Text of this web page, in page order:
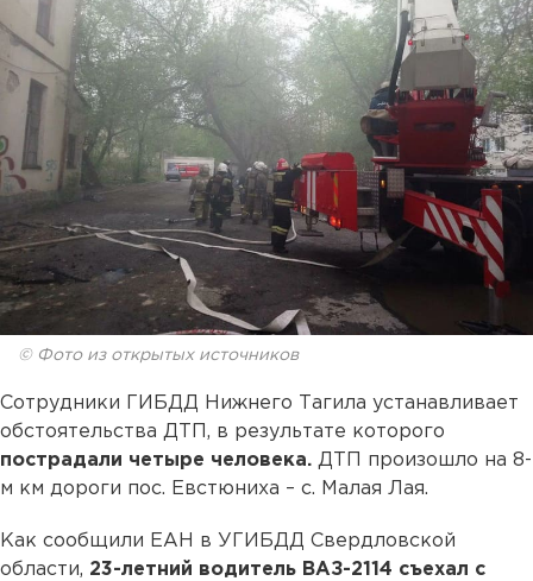
© Фото из открытых источников
Сотрудники ГИБДД Нижнего Тагила устанавливает
обстоятельства ДТП, в результате которого
пострадали четыре человека. ДТП произошло на 8-
м км дороги пос. Евстюниха – с. Малая Лая.
Как сообщили ЕАН в УГИБДД Свердловской
области, 23-летний водитель ВАЗ-2114 съехал с